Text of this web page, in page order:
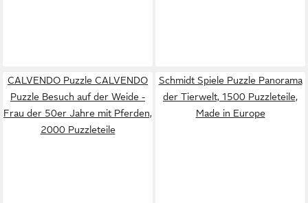
CALVENDO Puzzle CALVENDO
Puzzle Besuch auf der Weide -
Frau der 50er Jahre mit Pferden,
2000 Puzzleteile
Schmidt Spiele Puzzle Panorama
der Tierwelt, 1500 Puzzleteile,
Made in Europe